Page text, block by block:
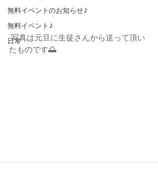
無料イベントのお知らせ♪
無料イベント♪
日常
写真は元旦に生徒さんから送って頂い
たものです🌅